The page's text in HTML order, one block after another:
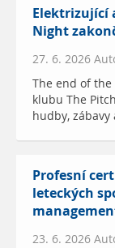
Elektrizující
Night
27. 6. 2026
The end of
klubu The
hudby,
Profesní
leteckých
23. 6. 2026